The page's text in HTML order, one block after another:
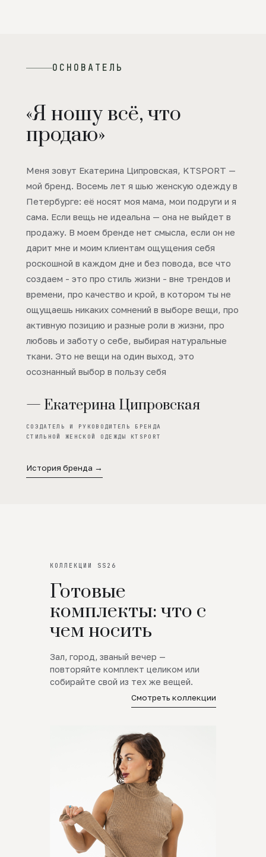
ОСНОВАТЕЛЬ
«Я ношу всё, что
продаю»
Меня зовут Екатерина Ципровская, KTSPORT —
мой бренд. Восемь лет я шью женскую одежду в
Петербурге: её носят моя мама, мои подруги и я
сама. Если вещь не идеальна — она не выйдет в
продажу. В моем бренде нет смысла, если он не
дарит мне и моим клиентам ощущения себя
роскошной в каждом дне и без повода, все что
создаем - это про стиль жизни - вне трендов и
времени, про качество и крой, в котором ты не
ощущаешь никаких сомнений в выборе вещи, про
активную позицию и разные роли в жизни, про
любовь и заботу о себе, выбирая натуральные
ткани. Это не вещи на один выход, это
осознанный выбор в пользу себя
— Екатерина Ципровская
СОЗДАТЕЛЬ И РУКОВОДИТЕЛЬ БРЕНДА
СТИЛЬНОЙ ЖЕНСКОЙ ОДЕЖДЫ KTSPORT
История бренда →
КОЛЛЕКЦИИ SS26
Готовые
комплекты: что с
чем носить
Зал, город, званый вечер —
повторяйте комплект целиком или
собирайте свой из тех же вещей.
Смотреть коллекции